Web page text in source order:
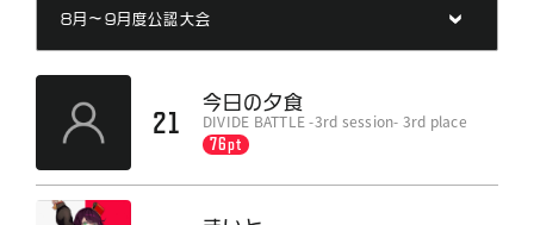
公式サイト
21
今日の夕食
DIVIDE BATTLE -3rd session- 3rd place
76pt